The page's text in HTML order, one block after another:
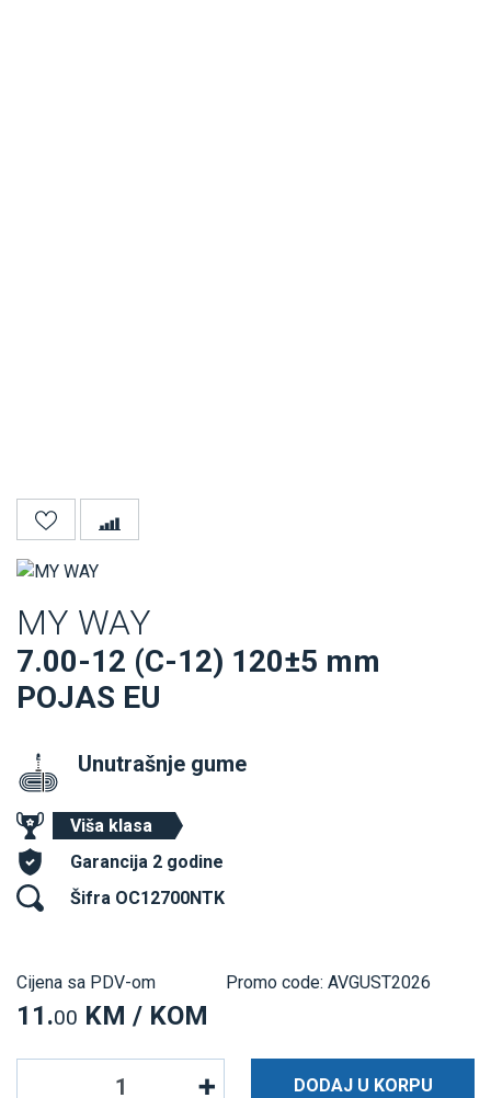
MY WAY
7.00-12 (C-12) 120±5 mm
POJAS EU
Unutrašnje gume
Viša klasa
Garancija 2 godine
Šifra OC12700NTK
Cijena sa PDV-om
11.00 KM / KOM
Promo code: AVGUST2026
DODAJ U KORPU